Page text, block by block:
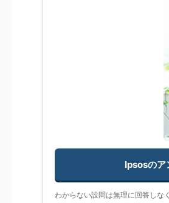
Ipsosのア
わからない設問は無理に回答しな